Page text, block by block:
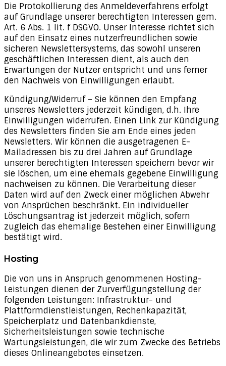
Die Protokollierung des Anmeldeverfahrens erfolgt
auf Grundlage unserer berechtigten Interessen gem.
Art. 6 Abs. 1 lit. f DSGVO. Unser Interesse richtet sich
auf den Einsatz eines nutzerfreundlichen sowie
sicheren Newslettersystems, das sowohl unseren
geschäftlichen Interessen dient, als auch den
Erwartungen der Nutzer entspricht und uns ferner
den Nachweis von Einwilligungen erlaubt.
Kündigung/Widerruf – Sie können den Empfang
unseres Newsletters jederzeit kündigen, d.h. Ihre
Einwilligungen widerrufen. Einen Link zur Kündigung
des Newsletters finden Sie am Ende eines jeden
Newsletters. Wir können die ausgetragenen E-
Mailadressen bis zu drei Jahren auf Grundlage
unserer berechtigten Interessen speichern bevor wir
sie löschen, um eine ehemals gegebene Einwilligung
nachweisen zu können. Die Verarbeitung dieser
Daten wird auf den Zweck einer möglichen Abwehr
von Ansprüchen beschränkt. Ein individueller
Löschungsantrag ist jederzeit möglich, sofern
zugleich das ehemalige Bestehen einer Einwilligung
bestätigt wird.
Hosting
Die von uns in Anspruch genommenen Hosting-
Leistungen dienen der Zurverfügungstellung der
folgenden Leistungen: Infrastruktur- und
Plattformdienstleistungen, Rechenkapazität,
Speicherplatz und Datenbankdienste,
Sicherheitsleistungen sowie technische
Wartungsleistungen, die wir zum Zwecke des Betriebs
dieses Onlineangebotes einsetzen.